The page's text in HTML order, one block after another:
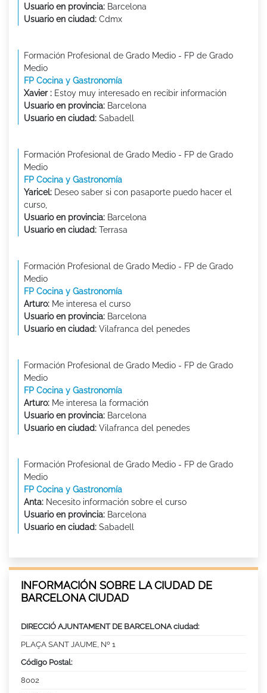
Usuario en provincia: Barcelona
Usuario en ciudad: Cdmx
Formación Profesional de Grado Medio - FP de Grado
Medio
FP Cocina y Gastronomía
Xavier : Estoy muy interesado en recibir información
Usuario en provincia: Barcelona
Usuario en ciudad: Sabadell
Formación Profesional de Grado Medio - FP de Grado
Medio
FP Cocina y Gastronomía
Yaricel: Deseo saber si con pasaporte puedo hacer el
curso,
Usuario en provincia: Barcelona
Usuario en ciudad: Terrasa
Formación Profesional de Grado Medio - FP de Grado
Medio
FP Cocina y Gastronomía
Arturo: Me interesa el curso
Usuario en provincia: Barcelona
Usuario en ciudad: Vilafranca del penedes
Formación Profesional de Grado Medio - FP de Grado
Medio
FP Cocina y Gastronomía
Arturo: Me interesa la formación
Usuario en provincia: Barcelona
Usuario en ciudad: Vilafranca del penedes
Formación Profesional de Grado Medio - FP de Grado
Medio
FP Cocina y Gastronomía
Anta: Necesito información sobre el curso
Usuario en provincia: Barcelona
Usuario en ciudad: Sabadell
INFORMACIÓN SOBRE LA CIUDAD DE
BARCELONA CIUDAD
DIRECCIÓ AJUNTAMENT DE BARCELONA ciudad:
PLAÇA SANT JAUME, Nº 1
Código Postal:
8002